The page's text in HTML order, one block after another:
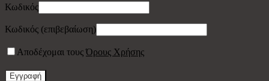
Κωδικός
Κωδικός (επιβεβαίωση)
Αποδέχομαι τουςΌρους Χρήσης
Εγγραφή